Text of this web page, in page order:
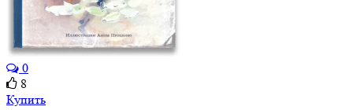
0
8
Купить